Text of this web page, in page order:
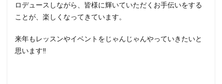
ロデュースしながら、皆様に輝いていただくお手伝いをする
ことが、楽しくなってきています。
来年もレッスンやイベントをじゃんじゃんやっていきたいと
思います‼︎